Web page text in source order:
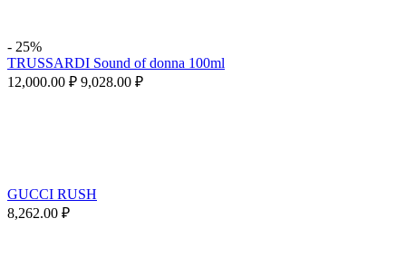
- 25%
TRUSSARDI Sound of donna 100ml
12,000.00 ₽ 9,028.00 ₽
GUCCI RUSH
8,262.00 ₽